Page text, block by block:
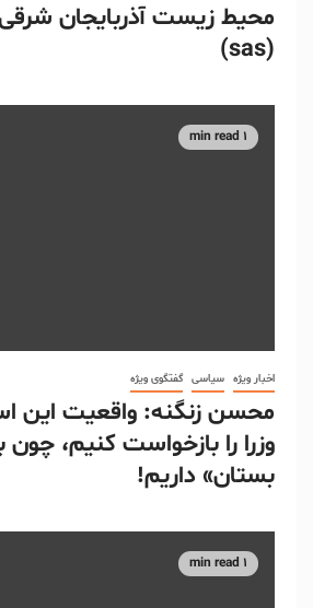
محیط زیست آذربایجان
(sas)
1 min read
اخبار ویژه سیاسی گفتگوی ویژه
محسن زنگنه: واقعیت این
وزرا را بازخواست کنیم، چون
بستان» داریم!
1 min read